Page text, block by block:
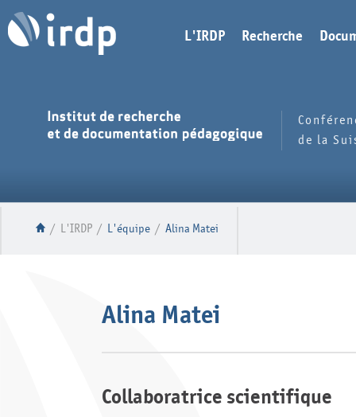
L'IRDP Recherche
de la
/ L'IRDP / L'équipe / Alina Matei
Alina Matei
Collaboratrice scientifique